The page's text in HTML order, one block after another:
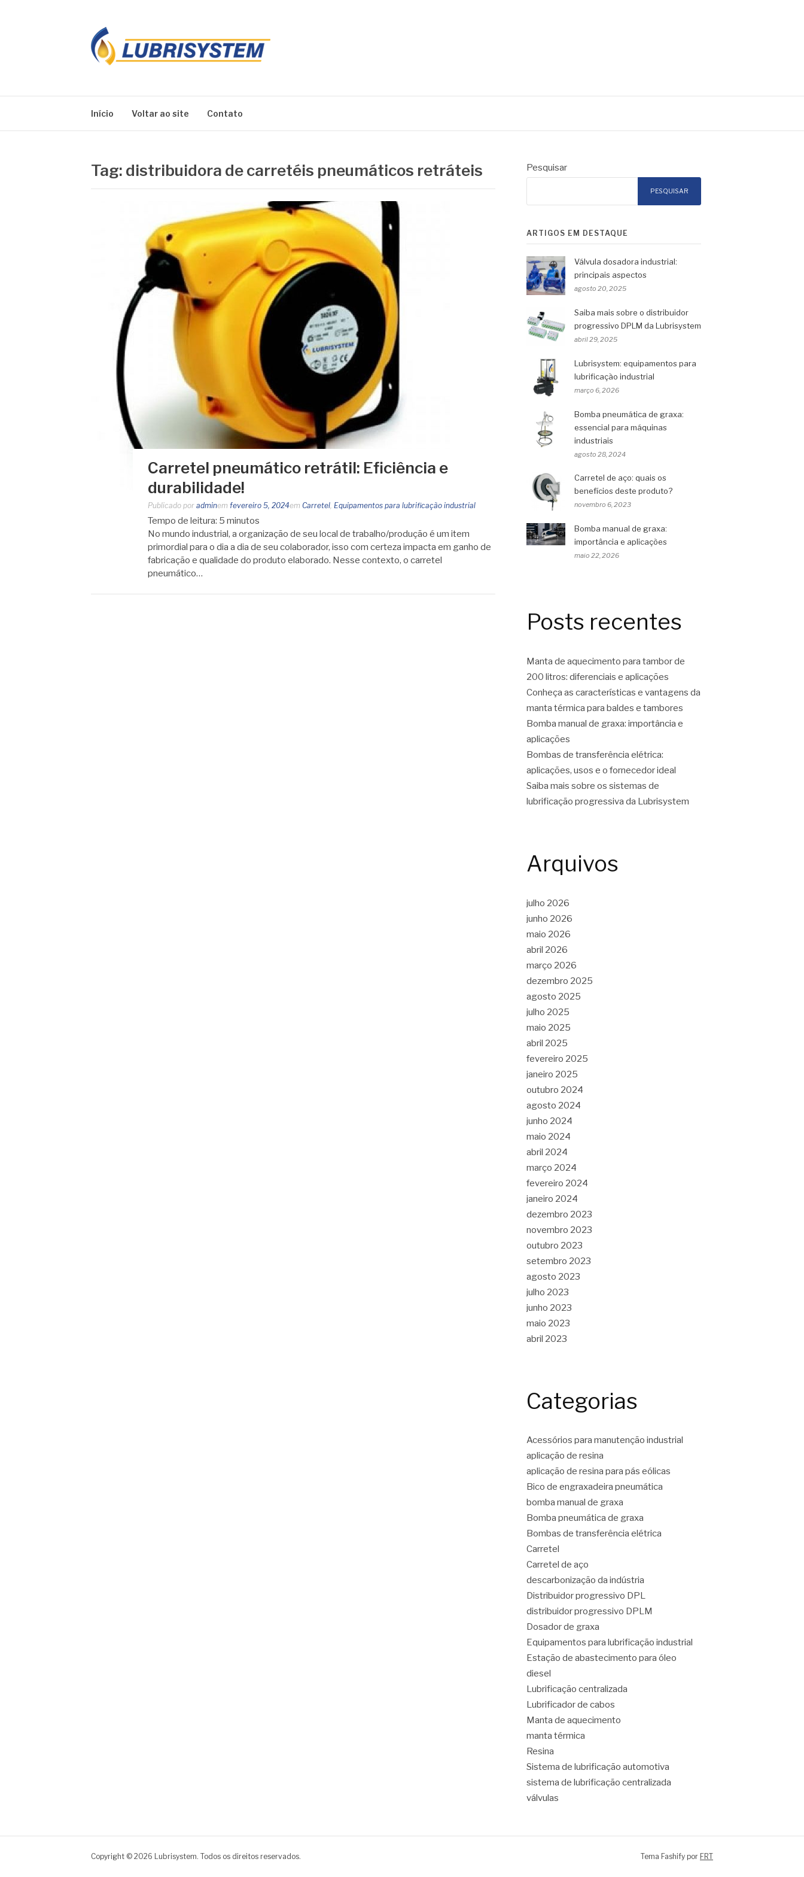
Início Voltar ao site Contato
Tag: distribuidora de carretéis pneumáticos retráteis
Carretel pneumático retrátil: Eficiência e
durabilidade!
Publicado por adminem fevereiro 5, 2024em Carretel, Equipamentos para lubrificação industrial
Tempo de leitura: 5 minutos
No mundo industrial, a organização de seu local de trabalho/produção é um item
primordial para o dia a dia de seu colaborador, isso com certeza impacta em ganho de
fabricação e qualidade do produto elaborado. Nesse contexto, o carretel
pneumático…
Pesquisar
PESQUISAR
ARTIGOS EM DESTAQUE
Válvula dosadora industrial:
principais aspectos
agosto 20, 2025
Saiba mais sobre o distribuidor
progressivo DPLM da Lubrisystem
abril 29, 2025
Lubrisystem: equipamentos para
lubrificação industrial
março 6, 2026
Bomba pneumática de graxa:
essencial para máquinas
industriais
agosto 28, 2024
Carretel de aço: quais os
benefícios deste produto?
novembro 6, 2023
Bomba manual de graxa:
importância e aplicações
maio 22, 2026
Posts recentes
Manta de aquecimento para tambor de
200 litros: diferenciais e aplicações
Conheça as características e vantagens da
manta térmica para baldes e tambores
Bomba manual de graxa: importância e
aplicações
Bombas de transferência elétrica:
aplicações, usos e o fornecedor ideal
Saiba mais sobre os sistemas de
lubrificação progressiva da Lubrisystem
Arquivos
julho 2026
junho 2026
maio 2026
abril 2026
março 2026
dezembro 2025
agosto 2025
julho 2025
maio 2025
abril 2025
fevereiro 2025
janeiro 2025
outubro 2024
agosto 2024
junho 2024
maio 2024
abril 2024
março 2024
fevereiro 2024
janeiro 2024
dezembro 2023
novembro 2023
outubro 2023
setembro 2023
agosto 2023
julho 2023
junho 2023
maio 2023
abril 2023
Categorias
Acessórios para manutenção industrial
aplicação de resina
aplicação de resina para pás eólicas
Bico de engraxadeira pneumática
bomba manual de graxa
Bomba pneumática de graxa
Bombas de transferência elétrica
Carretel
Carretel de aço
descarbonização da indústria
Distribuidor progressivo DPL
distribuidor progressivo DPLM
Dosador de graxa
Equipamentos para lubrificação industrial
Estação de abastecimento para óleo
diesel
Lubrificação centralizada
Lubrificador de cabos
Manta de aquecimento
manta térmica
Resina
Sistema de lubrificação automotiva
sistema de lubrificação centralizada
válvulas
Copyright © 2026 Lubrisystem. Todos os direitos reservados. Tema Fashify por FRT